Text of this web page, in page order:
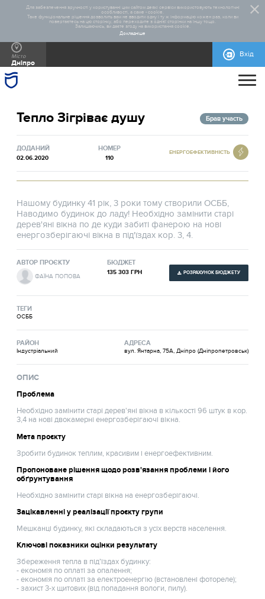
Для забезпечення зручності у користуванні цим сайтом деякі сервіси використовують технологічні
особливості, а саме - cookie.
Таке функціональне рішення дозволить вам не вводити одну і ту ж інформацію кожен раз, коли ви
повертаєтесь на цю сторінку, або переходите з однієї сторінки на іншу тощо.
Залишаючись, ви даєте згоду на використання cookie.
Докладніше
Місто
Дніпро
Вхід
ЗАГАЛЬНА ІНФОРМАЦІЯ
СТАТИСТИКА
РЕАЛІЗОВАНІ ПРОЄКТИ
ДОПОМОГА
ПРАВИЛА УЧАСТІ
НОРМАТИВНО-ПРАВОВА БАЗА
БЛАНКИ ДЛЯ ЗАВАНТАЖЕННЯ
МАКЕТИ РЕКЛАМНИХ МАТЕРІАЛІВ
КОНТАКТИ
Тепло Зігріває душу Брав участь
ДОДАНИЙ
02.06.2020
НОМЕР
110
ЕНЕРГОЕФЕКТИВНІСТЬ
Нашому будинку 41 рік, 3 роки тому створили ОСББ,
Наводимо будинок до ладу! Необхідно замінити старі
дерев'яні вікна по де куди забиті фанерою на нові
енергозберігаючі вікна в під'їздах кор. 3, 4.
АВТОР ПРОЄКТУ
ФАЇНА ПОПОВА
БЮДЖЕТ
135 303 ГРН РОЗРАХУНОК БЮДЖЕТУ
ТЕГИ
ОСББ
РАЙОН
Індустріальний
АДРЕСА
вул. Янтарна, 75А, Дніпро (Дніпропетровськ)
ОПИС
Проблема
Необхідно замінити старі дерев'яні вікна в кількості 96 штук в кор.
3,4 на нові двокамерні енергозберігаючі вікна.
Мета проєкту
Зробити будинок теплим, красивим і енергоефективним.
Пропоноване рішення щодо розв'язання проблеми і його
обґрунтування
Необхідно замінити старі вікна на енергозберігаючі.
Зацікавленні у реалізації проєкту групи
Мешканці будинку, які складаються з усіх верств населення.
Ключові показники оцінки результату
Збереження тепла в під'їздах будинку:
- економія по оплаті за опалення;
- економія по оплаті за електроенергію (встановлені фотореле);
- захист 3-х щитових (від попадання вологи, пилу).